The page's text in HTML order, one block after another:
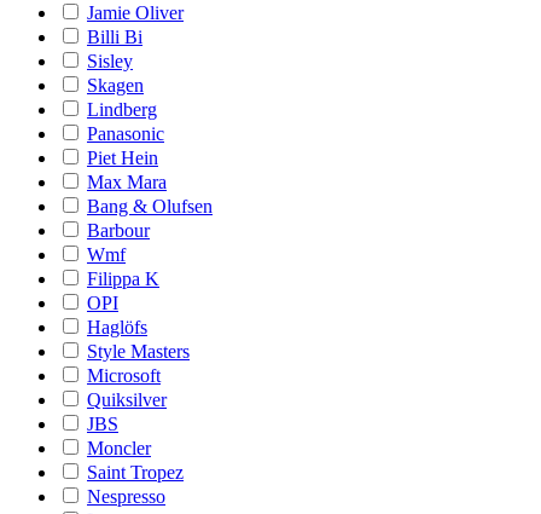
Jamie Oliver
Billi Bi
Sisley
Skagen
Lindberg
Panasonic
Piet Hein
Max Mara
Bang & Olufsen
Barbour
Wmf
Filippa K
OPI
Haglöfs
Style Masters
Microsoft
Quiksilver
JBS
Moncler
Saint Tropez
Nespresso